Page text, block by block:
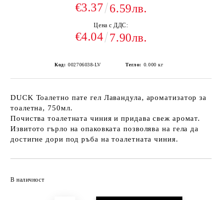
€3.37 6.59лв.
Цена с ДДС:
€4.04 7.90лв.
Код: 002706038-LV Тегло: 0.000 кг
DUCK Тоалетно пате гел Лавандула, ароматизатор за
тоалетна, 750мл.
Почиства тоалетната чиния и придава свеж аромат.
Извитото гърло на опаковката позволява на гела да
достигне дори под ръба на тоалетната чиния.
В наличност